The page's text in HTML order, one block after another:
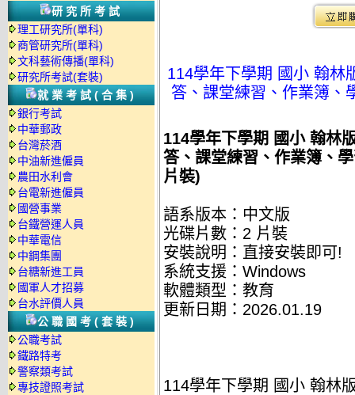
研究所考試
理工研究所(單科)
商管研究所(單科)
文科藝術傳播(單科)
研究所考試(套裝)
就業考試(合集)
銀行考試
中華郵政
台灣菸酒
中油新進僱員
農田水利會
台電新進僱員
國營事業
台鐵營運人員
中華電信
中鋼集團
台糖新進工員
國軍人才招募
台水評價人員
公職國考(套裝)
公職考試
鐵路特考
警察類考試
專技證照考試
114學年下學期 國小 翰林
答、課堂練習、作業簿、
114學年下學期 國小 翰林
答、課堂練習、作業簿、
片裝)
語系版本：中文版
光碟片數：2 片裝
安裝說明：直接安裝即可!
系統支援：Windows
軟體類型：教育
更新日期：2026.01.19
114學年下學期 國小 翰林